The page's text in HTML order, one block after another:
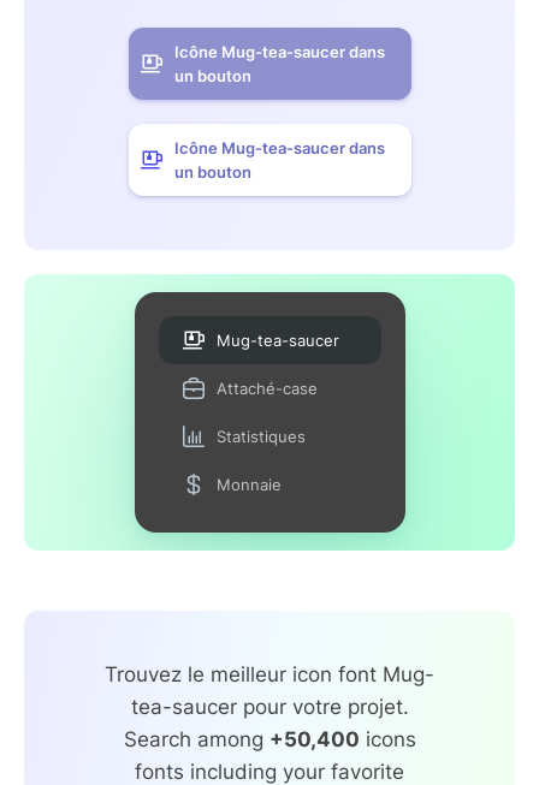
Icône Mug-tea-saucer dans
un bouton
Icône Mug-tea-saucer dans
un bouton
Mug-tea-saucer
Attaché-case
Statistiques
Monnaie
Trouvez le meilleur icon font Mug-
tea-saucer pour votre projet.
Search among +50,400 icons
fonts including your favorite